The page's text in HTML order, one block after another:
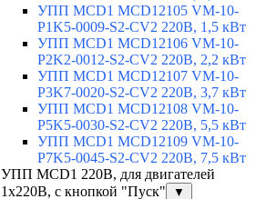
УПП MCD1 MCD12105 VM-10-
P1K5-0009-S2-CV2 220В, 1,5 кВт
УПП MCD1 MCD12106 VM-10-
P2K2-0012-S2-CV2 220В, 2,2 кВт
УПП MCD1 MCD12107 VM-10-
P3K7-0020-S2-CV2 220В, 3,7 кВт
УПП MCD1 MCD12108 VM-10-
P5K5-0030-S2-CV2 220В, 5,5 кВт
УПП MCD1 MCD12109 VM-10-
P7K5-0045-S2-CV2 220В, 7,5 кВт
УПП MCD1 220В, для двигателей
1х220В, с кнопкой "Пуск"
▼